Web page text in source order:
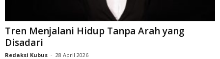
Tren Menjalani Hidup Tanpa Arah yang
Disadari
Redaksi Kubus - 28 April 2026